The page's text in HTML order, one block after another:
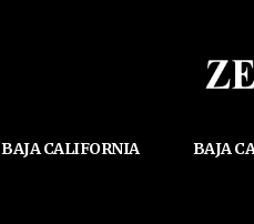
BAJA CALIFORNIA BAJA